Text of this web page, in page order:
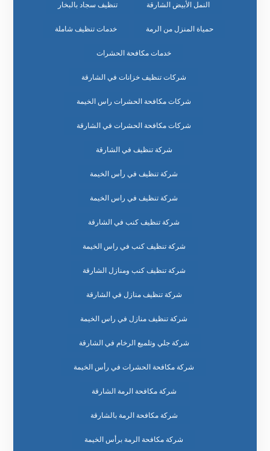
النمل الأبيض الشارقة تنظيف سجاد بالبخار
حمياة المنزل من الرمة خدمات تنظيف شاملة
خدمات مكافحة الحشرات
شركات تنظيف خزانات في الشارقة
شركات مكافحة الحشرات راس الخيمة
شركات مكافحة الحشرات في الشارقة
شركة تنظيف في الشارقة
شركة تنظيف في رأس الخيمة
شركة تنظيف في راس الخيمة
شركة تنظيف كنب في الشارقة
شركة تنظيف كنب في راس الخيمة
شركة تنظيف كنب ومنازل الشارقة
شركة تنظيف منازل في الشارقة
شركة تنظيف منازل في راس الخيمة
شركة جلي وتلميع الرخام في الشارقة
شركة مكافحة الحشرات في رأس الخيمة
شركة مكافحة الرمة الشارقة
شركة مكافحة الرمة بالشارقة
شركة مكافحة الرمة برأس الخيمة